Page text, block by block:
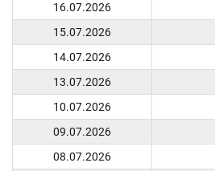
16.07.2026
15.07.2026
14.07.2026
13.07.2026
10.07.2026
09.07.2026
08.07.2026